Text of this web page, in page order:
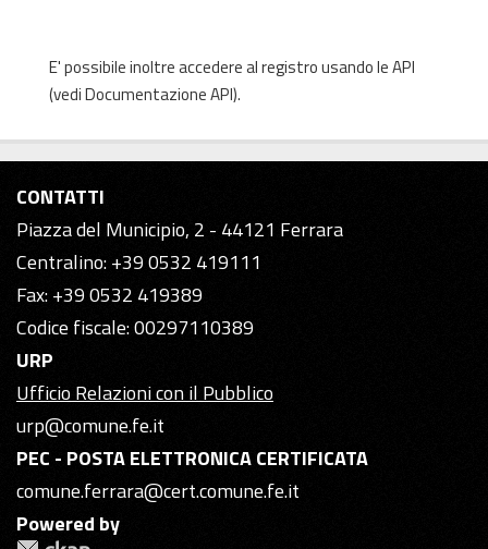
E' possibile inoltre accedere al registro usando leAPI
(vediDocumentazione API).
CONTATTI
Piazza del Municipio, 2 - 44121 Ferrara
Centralino: +39 0532 419111
Fax: +39 0532 419389
Codice fiscale: 00297110389
URP
Ufficio Relazioni con il Pubblico
urp@comune.fe.it
PEC - POSTA ELETTRONICA CERTIFICATA
comune.ferrara@cert.comune.fe.it
Powered by